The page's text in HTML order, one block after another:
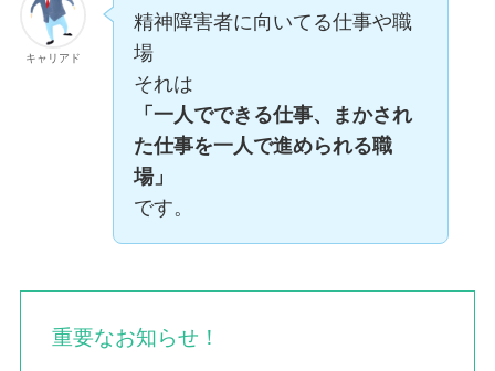
キャリアド
精神障害者に向いてる仕事や職
場
それは
「一人でできる仕事、まかされ
た仕事を一人で進められる職
場」
です。
重要なお知らせ！